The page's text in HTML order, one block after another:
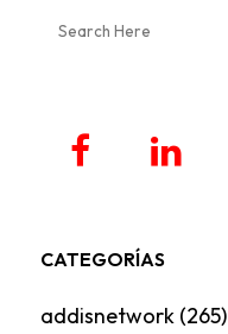
CATEGORÍAS
addisnetwork(265)